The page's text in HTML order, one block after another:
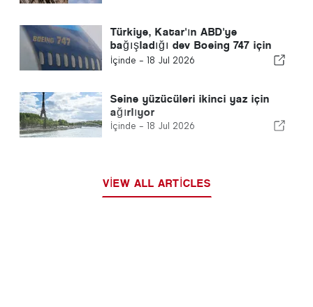
Türkiye, Katar'ın ABD'ye
bağışladığı dev Boeing 747 için
hava üssünü yükseltti
İçinde - 18 Jul 2026
Seine yüzücüleri ikinci yaz için
ağırlıyor
İçinde - 18 Jul 2026
VIEW ALL ARTICLES